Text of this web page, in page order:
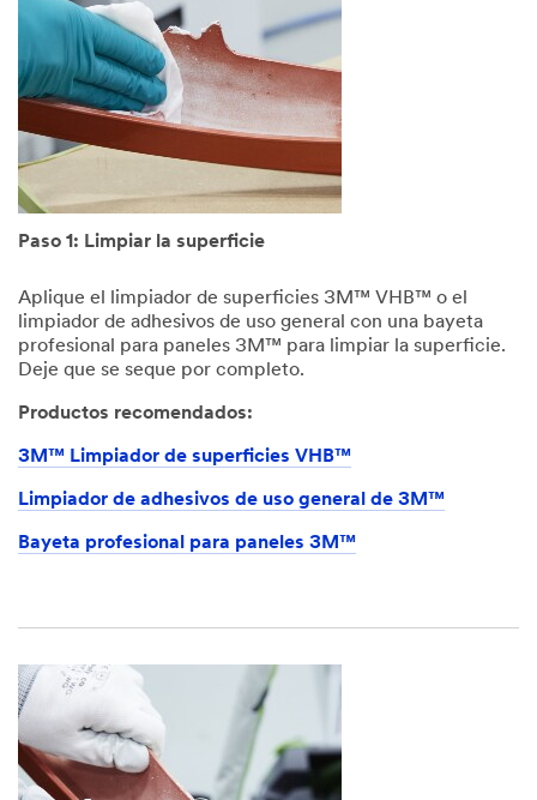
Paso 1: Limpiar la superficie
Aplique el limpiador de superficies 3M™ VHB™ o el
limpiador de adhesivos de uso general con una bayeta
profesional para paneles 3M™ para limpiar la superficie.
Deje que se seque por completo.
Productos recomendados:
3M™ Limpiador de superficies VHB™
Limpiador de adhesivos de uso general de 3M™
Bayeta profesional para paneles 3M™